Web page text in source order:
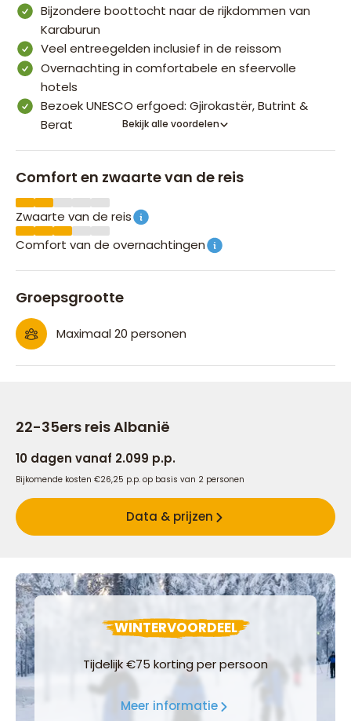
Bijzondere boottocht naar de rijkdommen van
Karaburun
Veel entreegelden inclusief in de reissom
Overnachting in comfortabele en sfeervolle
hotels
Bezoek UNESCO erfgoed: Gjirokastër, Butrint &
Berat
Bekijk alle voordelen
Comfort en zwaarte van de reis
Zwaarte van de reis
Comfort van de overnachtingen
Groepsgrootte
Maximaal 20 personen
22-35ers reis Albanië
10 dagen vanaf 2.099 p.p.
Bijkomende kosten €26,25 p.p. op basis van 2 personen
Data & prijzen
WINTERVOORDEEL
Tijdelijk €75 korting per persoon
Meer informatie